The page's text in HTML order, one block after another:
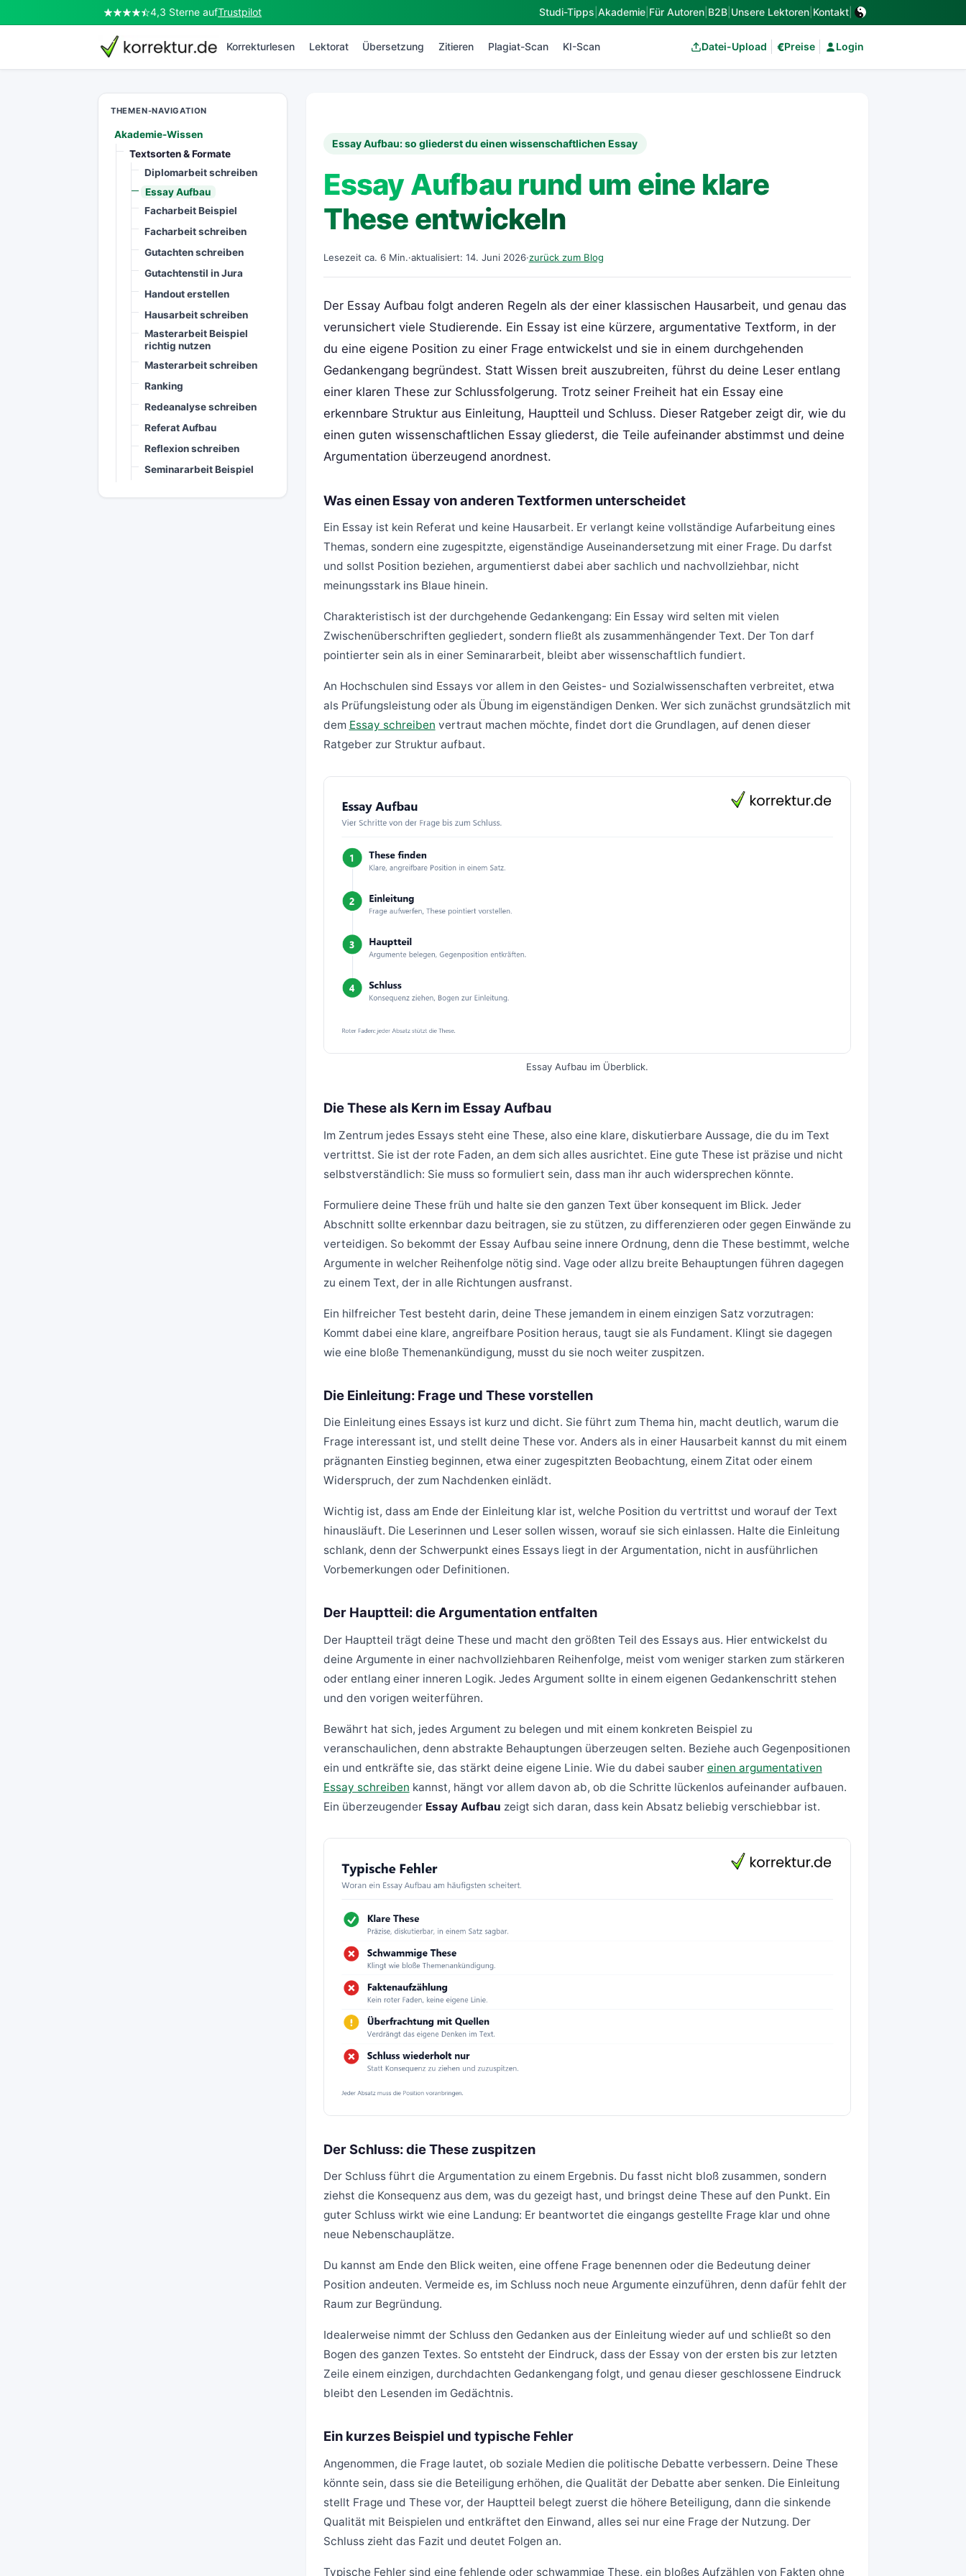
4,3 Sterne aufTrustpilot Studi-Tipps Akademie Für Autoren B2B Unsere Lektoren Kontakt
korrektur.de Korrekturlesen Lektorat Übersetzung Zitieren Plagiat-Scan KI-Scan Datei-Upload €Preise Login
THEMEN-NAVIGATION
Akademie-Wissen
Textsorten & Formate
Diplomarbeit schreiben
Essay Aufbau
Facharbeit Beispiel
Facharbeit schreiben
Gutachten schreiben
Gutachtenstil in Jura
Handout erstellen
Hausarbeit schreiben
Masterarbeit Beispiel
richtig nutzen
Masterarbeit schreiben
Ranking
Redeanalyse schreiben
Referat Aufbau
Reflexion schreiben
Seminararbeit Beispiel
Essay Aufbau: so gliederst du einen wissenschaftlichen Essay
Essay Aufbau rund um eine klare
These entwickeln
Lesezeit ca. 6 Min.·aktualisiert: 14. Juni 2026·zurück zum Blog
Der Essay Aufbau folgt anderen Regeln als der einer klassischen Hausarbeit, und genau das
verunsichert viele Studierende. Ein Essay ist eine kürzere, argumentative Textform, in der
du eine eigene Position zu einer Frage entwickelst und sie in einem durchgehenden
Gedankengang begründest. Statt Wissen breit auszubreiten, führst du deine Leser entlang
einer klaren These zur Schlussfolgerung. Trotz seiner Freiheit hat ein Essay eine
erkennbare Struktur aus Einleitung, Hauptteil und Schluss. Dieser Ratgeber zeigt dir, wie du
einen guten wissenschaftlichen Essay gliederst, die Teile aufeinander abstimmst und deine
Argumentation überzeugend anordnest.
Was einen Essay von anderen Textformen unterscheidet
Ein Essay ist kein Referat und keine Hausarbeit. Er verlangt keine vollständige Aufarbeitung eines
Themas, sondern eine zugespitzte, eigenständige Auseinandersetzung mit einer Frage. Du darfst
und sollst Position beziehen, argumentierst dabei aber sachlich und nachvollziehbar, nicht
meinungsstark ins Blaue hinein.
Charakteristisch ist der durchgehende Gedankengang: Ein Essay wird selten mit vielen
Zwischenüberschriften gegliedert, sondern fließt als zusammenhängender Text. Der Ton darf
pointierter sein als in einer Seminararbeit, bleibt aber wissenschaftlich fundiert.
An Hochschulen sind Essays vor allem in den Geistes- und Sozialwissenschaften verbreitet, etwa
als Prüfungsleistung oder als Übung im eigenständigen Denken. Wer sich zunächst grundsätzlich mit
dem Essay schreiben vertraut machen möchte, findet dort die Grundlagen, auf denen dieser
Ratgeber zur Struktur aufbaut.
Essay Aufbau im Überblick.
Die These als Kern im Essay Aufbau
Im Zentrum jedes Essays steht eine These, also eine klare, diskutierbare Aussage, die du im Text
vertrittst. Sie ist der rote Faden, an dem sich alles ausrichtet. Eine gute These ist präzise und nicht
selbstverständlich: Sie muss so formuliert sein, dass man ihr auch widersprechen könnte.
Formuliere deine These früh und halte sie den ganzen Text über konsequent im Blick. Jeder
Abschnitt sollte erkennbar dazu beitragen, sie zu stützen, zu differenzieren oder gegen Einwände zu
verteidigen. So bekommt der Essay Aufbau seine innere Ordnung, denn die These bestimmt, welche
Argumente in welcher Reihenfolge nötig sind. Vage oder allzu breite Behauptungen führen dagegen
zu einem Text, der in alle Richtungen ausfranst.
Ein hilfreicher Test besteht darin, deine These jemandem in einem einzigen Satz vorzutragen:
Kommt dabei eine klare, angreifbare Position heraus, taugt sie als Fundament. Klingt sie dagegen
wie eine bloße Themenankündigung, musst du sie noch weiter zuspitzen.
Die Einleitung: Frage und These vorstellen
Die Einleitung eines Essays ist kurz und dicht. Sie führt zum Thema hin, macht deutlich, warum die
Frage interessant ist, und stellt deine These vor. Anders als in einer Hausarbeit kannst du mit einem
prägnanten Einstieg beginnen, etwa einer zugespitzten Beobachtung, einem Zitat oder einem
Widerspruch, der zum Nachdenken einlädt.
Wichtig ist, dass am Ende der Einleitung klar ist, welche Position du vertrittst und worauf der Text
hinausläuft. Die Leserinnen und Leser sollen wissen, worauf sie sich einlassen. Halte die Einleitung
schlank, denn der Schwerpunkt eines Essays liegt in der Argumentation, nicht in ausführlichen
Vorbemerkungen oder Definitionen.
Der Hauptteil: die Argumentation entfalten
Der Hauptteil trägt deine These und macht den größten Teil des Essays aus. Hier entwickelst du
deine Argumente in einer nachvollziehbaren Reihenfolge, meist vom weniger starken zum stärkeren
oder entlang einer inneren Logik. Jedes Argument sollte in einem eigenen Gedankenschritt stehen
und den vorigen weiterführen.
Bewährt hat sich, jedes Argument zu belegen und mit einem konkreten Beispiel zu
veranschaulichen, denn abstrakte Behauptungen überzeugen selten. Beziehe auch Gegenpositionen
ein und entkräfte sie, das stärkt deine eigene Linie. Wie du dabei sauber einen argumentativen
Essay schreiben kannst, hängt vor allem davon ab, ob die Schritte lückenlos aufeinander aufbauen.
Ein überzeugender Essay Aufbau zeigt sich daran, dass kein Absatz beliebig verschiebbar ist.
Der Schluss: die These zuspitzen
Der Schluss führt die Argumentation zu einem Ergebnis. Du fasst nicht bloß zusammen, sondern
ziehst die Konsequenz aus dem, was du gezeigt hast, und bringst deine These auf den Punkt. Ein
guter Schluss wirkt wie eine Landung: Er beantwortet die eingangs gestellte Frage klar und ohne
neue Nebenschauplätze.
Du kannst am Ende den Blick weiten, eine offene Frage benennen oder die Bedeutung deiner
Position andeuten. Vermeide es, im Schluss noch neue Argumente einzuführen, denn dafür fehlt der
Raum zur Begründung.
Idealerweise nimmt der Schluss den Gedanken aus der Einleitung wieder auf und schließt so den
Bogen des ganzen Textes. So entsteht der Eindruck, dass der Essay von der ersten bis zur letzten
Zeile einem einzigen, durchdachten Gedankengang folgt, und genau dieser geschlossene Eindruck
bleibt den Lesenden im Gedächtnis.
Ein kurzes Beispiel und typische Fehler
Angenommen, die Frage lautet, ob soziale Medien die politische Debatte verbessern. Deine These
könnte sein, dass sie die Beteiligung erhöhen, die Qualität der Debatte aber senken. Die Einleitung
stellt Frage und These vor, der Hauptteil belegt zuerst die höhere Beteiligung, dann die sinkende
Qualität mit Beispielen und entkräftet den Einwand, alles sei nur eine Frage der Nutzung. Der
Schluss zieht das Fazit und deutet Folgen an.
Typische Fehler sind eine fehlende oder schwammige These, ein bloßes Aufzählen von Fakten ohne